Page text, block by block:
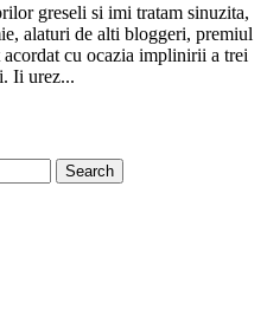
greseli si imi tratam sinuzita,
alaturi de alti bloggeri, premiul
cu ocazia implinirii a trei
Ii urez...